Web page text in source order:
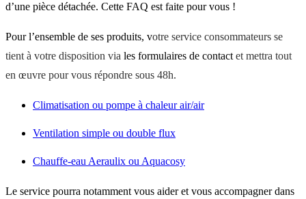
d’une pièce détachée. Cette FAQ est faite pour vous !
Pour l’ensemble de ses produits, votre service consommateurs se
tient à votre disposition via les formulaires de contact et mettra tout
en œuvre pour vous répondre sous 48h.
Climatisation ou pompe à chaleur air/air
Ventilation simple ou double flux
Chauffe-eau Aeraulix ou Aquacosy
Le service pourra notamment vous aider et vous accompagner dans